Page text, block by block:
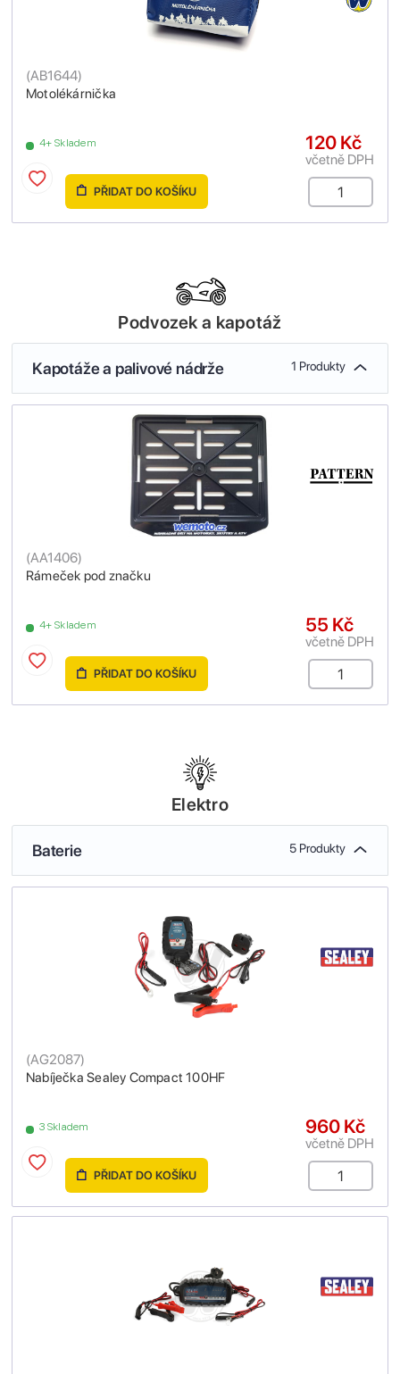
Motolékárnička
(AB1644)
4+ Skladem 120 Kč
včetně DPH
PŘIDAT DO KOŠÍKU
Podvozek a kapotáž
Kapotáže a palivové nádrže 1 Produkty
Rámeček pod značku
(AA1406)
4+ Skladem 55 Kč
včetně DPH
PŘIDAT DO KOŠÍKU
Elektro
Baterie 5 Produkty
Nabíječka Sealey Compact 100HF
(AG2087)
3 Skladem 960 Kč
včetně DPH
PŘIDAT DO KOŠÍKU